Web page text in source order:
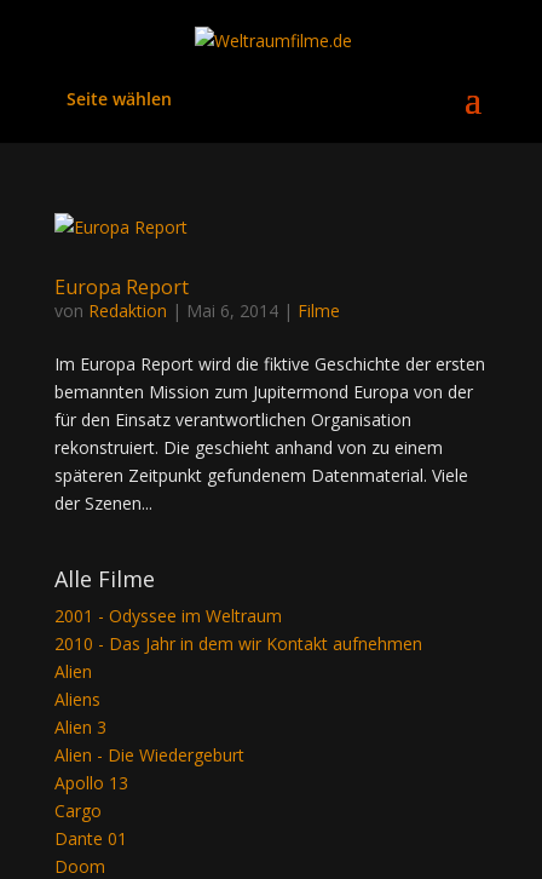
Seite wählen
Europa Report
von Redaktion | Mai 6, 2014| Filme
Im Europa Report wird die fiktive Geschichte der ersten
bemannten Mission zum Jupitermond Europa von der
für den Einsatz verantwortlichen Organisation
rekonstruiert. Die geschieht anhand von zu einem
späteren Zeitpunkt gefundenem Datenmaterial. Viele
der Szenen...
Alle Filme
2001 - Odyssee im Weltraum
2010 - Das Jahr in dem wir Kontakt aufnehmen
Alien
Aliens
Alien 3
Alien - Die Wiedergeburt
Apollo 13
Cargo
Dante 01
Doom